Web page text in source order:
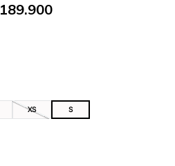
189.900
XS S